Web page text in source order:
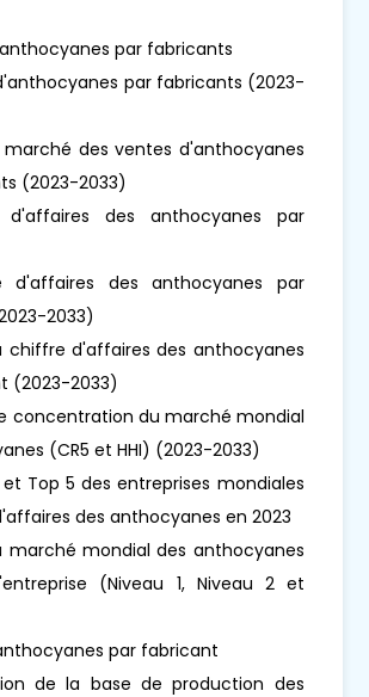
par fabricants
d'anthocyanes par fabricants (2023-
marché des ventes d'anthocyanes
(2023-2033)
des anthocyanes par
d'affaires des anthocyanes par
2033)
chiffre d'affaires des anthocyanes
(2023-2033)
concentration du marché mondial
(CR5 et HHI) (2023-2033)
et Top 5 des entreprises mondiales
des anthocyanes en 2023
marché mondial des anthocyanes
(Niveau 1, Niveau 2 et
par fabricant
de la base de production des